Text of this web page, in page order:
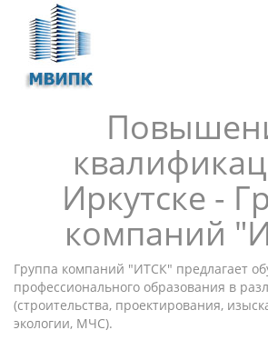
Иркутске -
компаний
Группа компаний "ИТСК" предлагает
профессионального образования в
(строительства, проектирования,
экологии, МЧС).